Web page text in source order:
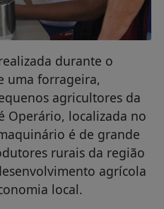
durante o
uma forrageira,
agricultores da
Operário, localizada no
é de grande
rurais da região
agrícola
local.